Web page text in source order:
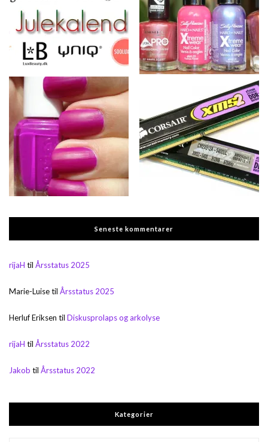
Seneste kommentarer
rijaH til Årsstatus 2025
Marie-Luisetil Årsstatus 2025
Herluf Eriksen til Diskusprolaps og arkolyse
rijaH til Årsstatus 2022
Jakob til Årsstatus 2022
Kategorier